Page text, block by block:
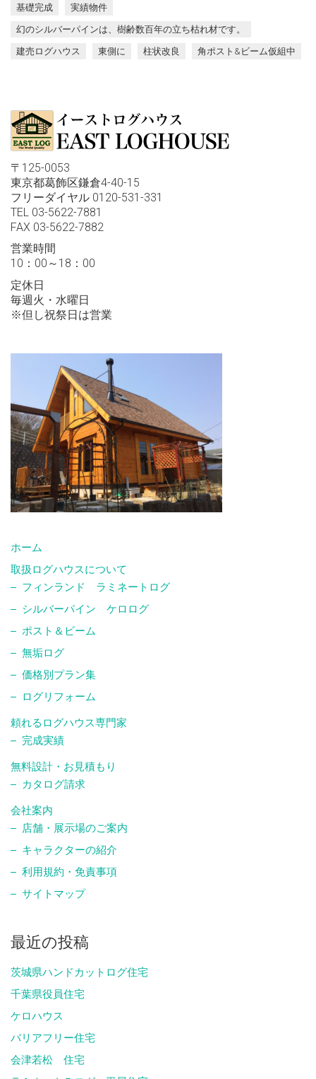
基礎完成 実績物件
幻のシルバーパインは、樹齢数百年の立ち枯れ材です。
建売ログハウス 東側に 柱状改良 角ポスト&ビーム仮組中
〒125-0053
東京都葛飾区鎌倉4-40-15
フリーダイヤル 0120-531-331
TEL 03-5622-7881
FAX 03-5622-7882
営業時間
10：00～18：00
定休日
毎週火・水曜日
※但し祝祭日は営業
ホーム
取扱ログハウスについて
フィンランド ラミネートログ
シルバーパイン ケロログ
ポスト＆ビーム
無垢ログ
価格別プラン集
ログリフォーム
頼れるログハウス専門家
完成実績
無料設計・お見積もり
カタログ請求
会社案内
店舗・展示場のご案内
キャラクターの紹介
利用規約・免責事項
サイトマップ
最近の投稿
茨城県ハンドカットログ住宅
千葉県役員住宅
ケロハウス
バリアフリー住宅
会津若松 住宅